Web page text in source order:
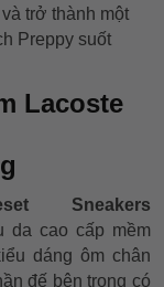
trở thành một
Preppy suốt
Lacoste
Sneakers
da cao cấp mềm
dáng ôm chân
đế bên trong có